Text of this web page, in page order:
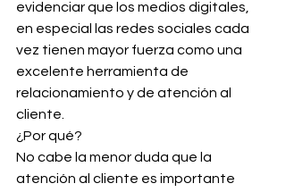
evidenciar que los medios digitales,
en especial las redes sociales cada
vez tienen mayor fuerza como una
excelente herramienta de
relacionamiento y de atención al
cliente.
¿Por qué?
No cabe la menor duda que la
atención al cliente es importante